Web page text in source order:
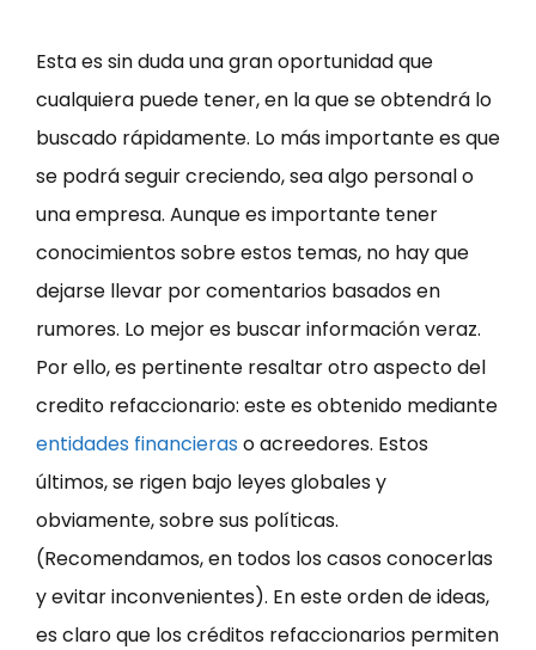
Esta es sin duda una gran oportunidad que
cualquiera puede tener, en la que se obtendrá lo
buscado rápidamente. Lo más importante es que
se podrá seguir creciendo, sea algo personal o
una empresa. Aunque es importante tener
conocimientos sobre estos temas, no hay que
dejarse llevar por comentarios basados en
rumores. Lo mejor es buscar información veraz.
Por ello, es pertinente resaltar otro aspecto del
credito refaccionario: este es obtenido mediante
entidades financieras o acreedores. Estos
últimos, se rigen bajo leyes globales y
obviamente, sobre sus políticas.
(Recomendamos, en todos los casos conocerlas
y evitar inconvenientes). En este orden de ideas,
es claro que los créditos refaccionarios permiten